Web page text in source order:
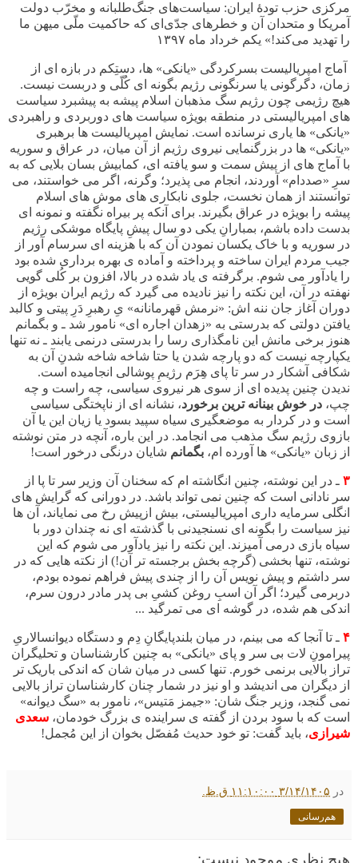
مرکزی حزب تودۀ ایران: سیاست‌های جنگ‌طلبانه و مخرّب دولت
آمریکا و متحدان آن و خطرهای جدّی‌ای که حاکمیت ملّی میهن ما
را تهدید می‌کند!» یکم خرداد ماه ۱۳۹۷
آماج امپریالیست بسرکردگی «یانکی» ها، دستِکم در بازه ای از
زمان، دگرگونی یا سرنگونی رژیم بگونه ای کُلّی و دربست نیست.
هیچ رژیمی چون رژیم سگ مذهبان اسلام پیشه به پیشبرد سیاست
های امپریالیستی در منطقه بویژه سیاست های دوربردی و راهبردی
«یانکی» ها یاری نرسانده است. نمایش امپریالیست ها برهبری
«یانکی» ها در بزرگنمایی نیروی رژیم از آن میان، در عراق و سوریه
با آماج های از پیش سمت و سو یافته ای، کمابیش بسان بلایی که به
سرِ «صددام» آوردند، انجام می پذیرد؛ وگرنه، اگر می خواستند، می
توانستند از همان نخست، جلوی نابکاری های موش های اسلام
پیشه را بویژه در عراق بگیرند. برای آنکه پر بیراه نگفته و نمونه ای
بدست داده باشم، بمبارانِ یکی دو سال پیشِ پایگاه موشکی رژیم
در سوریه و با خاک یکسان نمودن آن که با هزینه ای سرسام آور از
جیب مردم ایران ساخته و پرداخته و آماده ی بهره برداری شده بود
را یادآور می شوم. برگرفته ی یاد شده در بالا، افزون بر کُلی گویی
نهفته در آن، این نکته را نیز نادیده می گیرد که رژیم ایران بویژه از
دوران آغاز جان ننه اش: «نرمش قهرمانانه» یِ رهبرِ دَرِ پیتی و کالبد
یافتن دولتی که بدرستی به «زهدان اجاره ای» نامور شد ـ و بگمانم
هنوز برخی مانش این نامگذاری رسا را بدرستی درنمی یابند ـ نه تنها
یکپارچه نیست که دو پارچه شدن یا حتا شاخه شاخه شدنِ آن به
شکافی آشکار در سر تا پای هِرَم رژیمِ پوشالی انجامیده است.
ندیدن چنین پدیده ای از سوی هر نیروی سیاسی، چه راست و چه
چپ، در خوش بینانه ترین برخورد، نشانه ای از ناپختگی سیاسی
است و در کردار به موضعگیری سیاه سپید بسود یا زیان این یا آن
بازوی رژیم سگ مذهب می انجامد. در این باره، آنچه در متن نوشته
از زبان «یانکی» ها آورده ام، بگمانم شایان درنگی درخور است!
۳ ـ در این نوشته، چنین انگاشته ام که سخنان آن وزیر سر تا پا از
سر نادانی است که چنین نمی تواند باشد. در دورانی که گرایش های
انگلی سرمایه داری امپریالیستی، بیش ازپیش رخ می نمایاند، آن ها
نیز سیاست را بگونه ای نسنجیدنی با گذشته ای نه چندان دور با
سیاه بازی درمی آمیزند. این نکته را نیز یادآور می شوم که این
نوشته، تنها بخشی (گرچه بخش برجسته تر آن!) از نکته هایی که در
سر داشتم و پیش نویس آن را از چندی پیش فراهم نموده بودم،
دربرمی گیرد؛ اگر آن اسبِ روغن کشیِ بی پدر مادر درون سرم،
اندکی هم شده، در گوشه ای می تمرگید ...
۴ ـ تا آنجا که می بینم، در میان بلندپایگانِ دِم و دستگاه دیوانسالاریِ
پیرامونِ لات بی سر و پای «یانکی» به چنین کارشناسان و تحلیگران
تراز بالایی برنمی خورم. تنها کسی در میان شان که اندکی باریک تر
از دیگران می اندیشد و او نیز در شمار چنان کارشناسان تراز بالایی
نمی گنجد، وزیر جنگ شان: «جیمز مَتیس»، نامور به «سگ دیوانه»
است که با سود بردن از گفته ی سراینده ی بزرگ خودمان، سعدی
شیرازی، باید گفت: تو خود حدیث مُفصّل بخوان از این مُجمل!
در ۳/۱۴/۱۴۰۵ ۱۱:۱۰:۰۰ ق.ظ.
هم‌رسانی
هیچ نظری موجود نیست: